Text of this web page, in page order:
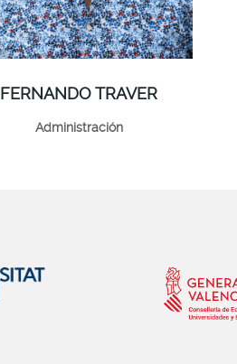
FERNANDO TRAVER
Administración